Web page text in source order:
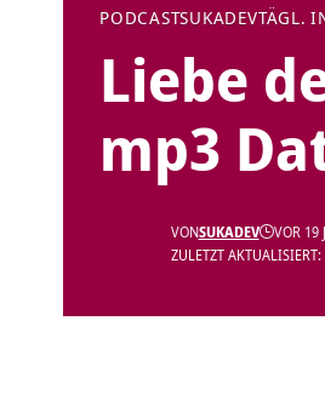
PODCASTSUKADEVTÄGL.
Liebe
mp3
ZULETZT
VONSUKADEV VOR 19